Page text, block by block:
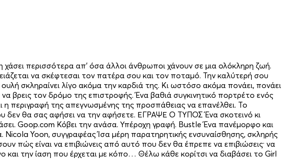
περισσότερα απ’ όσα άλλοι άνθρωποι χάνουν σε μια ολόκληρη ζωή.
να σκέφτεσαι τον πατέρα σου και τον ποταμό. Την καλύτερή σου
σκληραίνει λίγο ακόμα την καρδιά της. Κι ωστόσο ακόμα πονάει, πονάει
βρεις τον δρόμο της επιστροφής. Ένα βαθιά συγκινητικό πορτρέτο ενός
η περιγραφή της απεγνωσμένης της προσπάθειας να επανέλθει. Το
δεν θα σας αφήσει να την αφήσετε. ΕΓΡΑΨΕ Ο ΤΥΠΟΣ Ένα σκοτεινό κι
Goop.com Κόβει την ανάσα. Υπέροχη γραφή. Bustle Ένα πανέμορφο και
Nicola Yoon, συγγραφέας Ίσα μέρη παρατηρητικής ενσυναίσθησης, σκληρής
πώς είναι να επιβιώνεις από αυτό που δεν θα έπρεπε να επιβιώσεις· να
την ίαση που έρχεται με κόπο… Θέλω κάθε κορίτσι να διαβάσει το Girl